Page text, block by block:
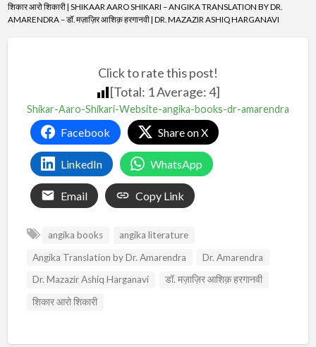
शिकार आरो शिकारी | SHIKAAR AARO SHIKARI – ANGIKA TRANSLATION BY DR.
AMARENDRA – डॉ. मज़ाज़िर आशिक़ हरगानवी | DR. MAZAZIR ASHIQ HARGANAVI
Click to rate this post!
[Total: 1Average:4]
Shikar-Aaro-Shikari-Website-angika-books-dr-amarendra
Facebook Share on X
LinkedIn WhatsApp
Email Copy Link
angika books
angika literature
Angika Translation by Dr. Amarendra
Dr. Amarendra
Dr. Mazazir Ashiq Harganavi
डॉ. मज़ाज़िर आशिक़ हरगानवी
शिकार आरो शिकारी